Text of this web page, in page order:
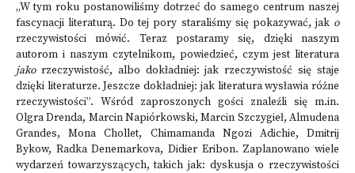
„W tym roku postanowiliśmy dotrzeć do samego centrum naszej
fascynacji literaturą. Do tej pory staraliśmy się pokazywać, jak o
rzeczywistości mówić. Teraz postaramy się, dzięki naszym
autorom i naszym czytelnikom, powiedzieć, czym jest literatura
jakorzeczywistość, albo dokładniej: jak rzeczywistość się staje
dzięki literaturze. Jeszcze dokładniej: jak literatura wysławia różne
rzeczywistości”. Wśród zaproszonych gości znaleźli się m.in.
Olgra Drenda, Marcin Napiórkowski, Marcin Szczygieł, Almudena
Grandes, Mona Chollet, Chimamanda Ngozi Adichie,
Dmitrij
Bykow, Radka Denemarkova, Didier Eribon. Zaplanowano wiele
wydarzeń towarzyszących, takich jak: dyskusja o rzeczywistości